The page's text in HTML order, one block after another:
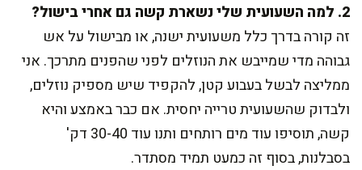
2. למה השעועית שלי נשארת קשה גם אחרי בישול?
זה קורה בדרך כלל משעועית ישנה, או מבישול על אש
גבוהה מדי שמייבש את הנוזלים לפני שהפנים מתרכך. אני
ממליצה לבשל בעבוע קטן, להקפיד שיש מספיק נוזלים,
ולבדוק שהשעועית טרייה יחסית. אם כבר באמצע והיא
קשה, תוסיפו עוד מים רותחים ותנו עוד 30-40 דק'
בסבלנות, בסוף זה כמעט תמיד מסתדר.